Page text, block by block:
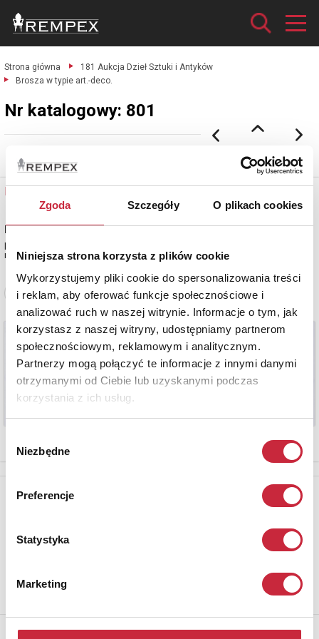
Zgoda Szczegóły O plikach cookies
Niniejsza strona korzysta z plików cookie
Wykorzystujemy pliki cookie do spersonalizowania treści
i reklam, aby oferować funkcje społecznościowe i
analizować ruch w naszej witrynie. Informacje o tym, jak
korzystasz z naszej witryny, udostępniamy partnerom
społecznościowym, reklamowym i analitycznym.
Partnerzy mogą połączyć te informacje z innymi danymi
otrzymanymi od Ciebie lub uzyskanymi podczas
korzystania z ich usług.
zgody
Niezbędne
Preferencje
Statystyka
Marketing
Strona główna
181 Aukcja Dzieł Sztuki i Antyków
Brosza w typie art.-deco.
Nr katalogowy: 801
Nr katalogowy: 801
Brosza w typie art.-deco
platyna, szpila- złoto pr.ok 585,
masa łączna wyrobu 8.400 g
Zobacz pełne informacje